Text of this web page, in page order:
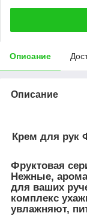
Описание
Описание
Крем для рук
Фруктовая
Нежные,
для ваших
комплекс
увлажняют,